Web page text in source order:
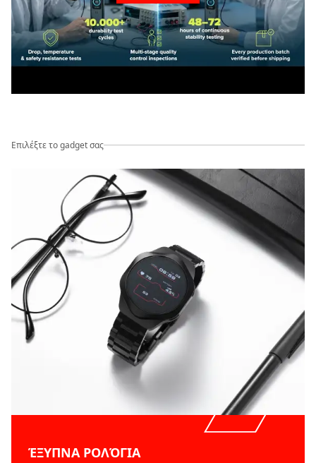
Επιλέξτε το gadget σας
ΈΞΥΠΝΑ ΡΟΛΌΓΙΑ